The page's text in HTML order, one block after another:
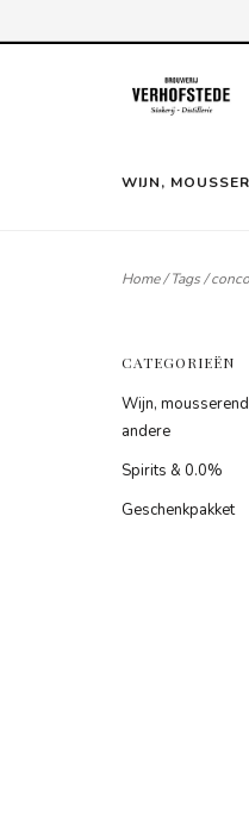
WIJN,
Home/Tags/
CATEGORIEËN
Wijn,
andere
Spirits & 0.0%
Geschenkpakket